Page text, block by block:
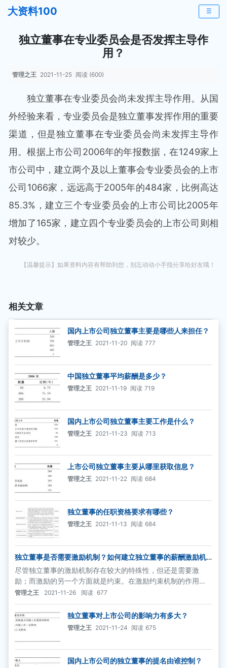
大资料100 ☰
独立董事在专业委员会是否发挥主导作
用？
管理之王 2021-11-25 阅读 (600)
独立董事在专业委员会尚未发挥主导作用。从国
外经验来看，专业委员会是独立董事发挥作用的重要
渠道，但是独立董事在专业委员会尚未发挥主导作
用。根据上市公司2006年的年报数据，在1249家上
市公司中，建立两个及以上董事会专业委员会的上市
公司1066家，远远高于2005年的484家，比例高达
85.3%，建立三个专业委员会的上市公司比2005年
增加了165家，建立四个专业委员会的上市公司则相
对较少。
【温馨提示】如果资料内容有帮助到您，别忘动动小手指分享给好友哦！
相关文章
国内上市公司独立董事主要是哪些人来担任？
管理之王 2021-11-20 阅读 777
中国独立董事平均薪酬是多少？
管理之王 2021-11-19 阅读 719
国内上市公司独立董事主要工作是什么？
管理之王 2021-11-23 阅读 713
上市公司独立董事主要从哪里获取信息？
管理之王 2021-11-22 阅读 684
独立董事的任职资格要求有哪些？
管理之王 2021-11-13 阅读 684
独立董事是否需要激励机制？如何建立独立董事的薪酬激励机
尽管独立董事的激励机制存在较大的特殊性，但还是需要激
励；而激励的另一个方面就是约束。在激励约束机制的作用
下，独立董事才能更好地发挥其作用。
管理之王 2021-11-26 阅读 677
独立董事对上市公司的影响力有多大？
管理之王 2021-11-24 阅读 675
国内上市公司的独立董事的提名由谁控制？